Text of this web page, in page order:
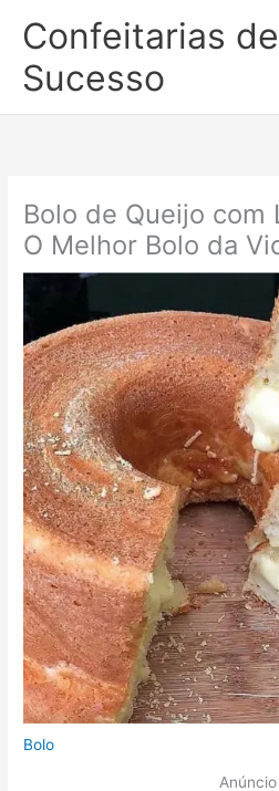
para
conteúdo
Confeitarias de
Sucesso
Bolo de Queijo com
O Melhor Bolo da
Bolo
Anúncio